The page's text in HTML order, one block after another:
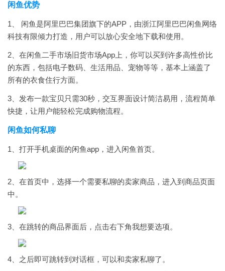
闲鱼优势
1、 闲鱼是阿里巴巴集团旗下的APP，由浙江阿里巴巴闲鱼网络
科技有限倾力打造，用户可以放心安全地下载和使用。
2、在闲鱼二手市场旧货市场App上，你可以买到许多高性价比
的东西，包括电子数码、生活用品、宠物等等，基本上涵盖了
所有的衣食住行方面。
3、发布一款宝贝只需30秒，交互界面设计简洁易用，流程简单
快捷，让用户能轻松完成购物流程。
闲鱼如何私聊
1、打开手机桌面的闲鱼app，进入闲鱼首页。
2、在首页中，选择一个需要私聊的卖家商品，进入到商品页面
中。
3、在跳转的商品界面后，点击右下角我想要选项。
4、之后即可跳转到对话框，可以和卖家私聊了。